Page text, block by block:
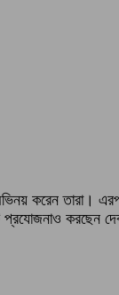
করেন তারা।
প্রযোজনাও করছেন